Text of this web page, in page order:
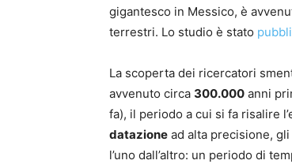
gigantesco in Messico, è
terrestri. Lo studio è stato
La scoperta dei ricercatori
avvenuto circa 300.000 anni
fa), il periodo a cui si fa risalire
datazione ad alta precisione,
l’uno dall’altro: un periodo di